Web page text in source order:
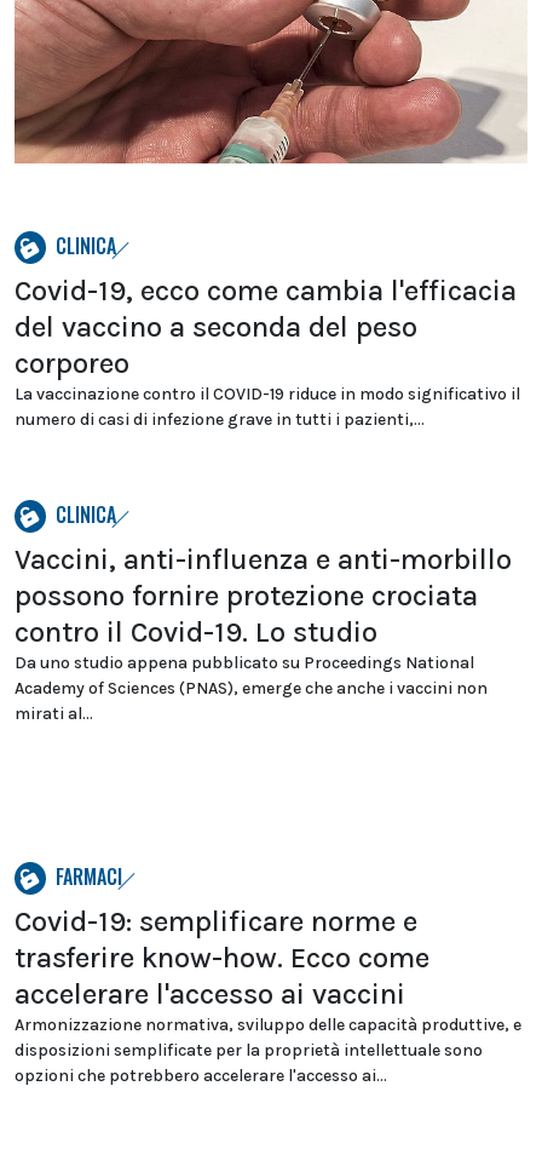
CLINICA
Covid-19, ecco come cambia l'efficacia
del vaccino a seconda del peso
corporeo
La vaccinazione contro il COVID-19 riduce in modo significativo il
numero di casi di infezione grave in tutti i pazienti,...
CLINICA
Vaccini, anti-influenza e anti-morbillo
possono fornire protezione crociata
contro il Covid-19. Lo studio
Da uno studio appena pubblicato su Proceedings National
Academy of Sciences (PNAS), emerge che anche i vaccini non
mirati al...
FARMACI
Covid-19: semplificare norme e
trasferire know-how. Ecco come
accelerare l'accesso ai vaccini
Armonizzazione normativa, sviluppo delle capacità produttive, e
disposizioni semplificate per la proprietà intellettuale sono
opzioni che potrebbero accelerare l'accesso ai...